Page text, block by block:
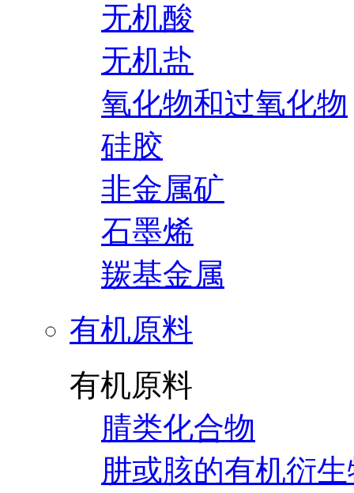
无机酸
无机盐
氧化物和过氧化物
硅胶
非金属矿
石墨烯
羰基金属
有机原料
有机原料
腈类化合物
肼或胲的有机衍